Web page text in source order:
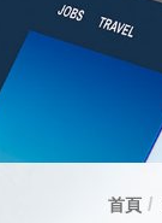
首頁